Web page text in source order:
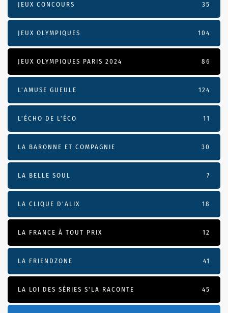
JEUX CONCOURS 35
JEUX OLYMPIQUES 104
JEUX OLYMPIQUES PARIS 2024 86
L'AMUSE GUEULE 124
L’ÉCHO DE L’ÉCO 11
LA BARONNE ET COMPAGNIE 30
LA BELLE SOUL 7
LA CLIQUE D'ALIX 18
LA FRANCE À TOUT PRIX 12
LA FRIENDZONE 41
LA LOI DES SÉRIES S'LA RACONTE 45